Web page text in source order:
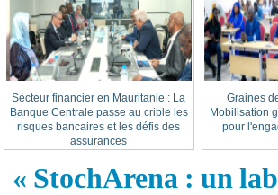
« Graines
Mobilisation
pour
Secteur financier en Mauritanie : La
Banque Centrale passe au crible les
risques bancaires et les défis des
assurances
« StochArena : un